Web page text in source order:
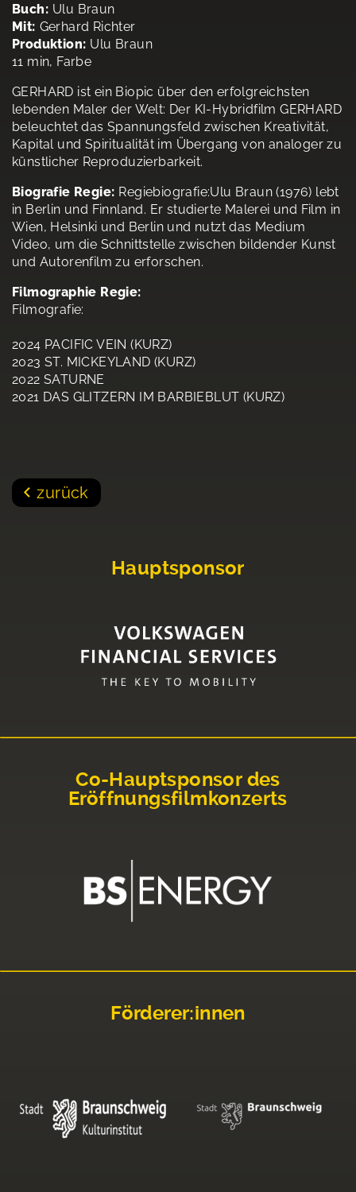
Buch: Ulu Braun
Mit: Gerhard Richter
Produktion: Ulu Braun
11 min, Farbe
GERHARD ist ein Biopic über den erfolgreichsten
lebenden Maler der Welt: Der KI-Hybridfilm GERHARD
beleuchtet das Spannungsfeld zwischen Kreativität,
Kapital und Spiritualität im Übergang von analoger zu
künstlicher Reproduzierbarkeit.
Biografie Regie: Regiebiografie:Ulu Braun (1976) lebt
in Berlin und Finnland. Er studierte Malerei und Film in
Wien, Helsinki und Berlin und nutzt das Medium
Video, um die Schnittstelle zwischen bildender Kunst
und Autorenfilm zu erforschen.
Filmographie Regie:
Filmografie:
2024 PACIFIC VEIN (KURZ)
2023 ST. MICKEYLAND (KURZ)
2022 SATURNE
2021 DAS GLITZERN IM BARBIEBLUT (KURZ)
zurück
Hauptsponsor
Co-Hauptsponsor des
Eröffnungsfilmkonzerts
Förderer:innen